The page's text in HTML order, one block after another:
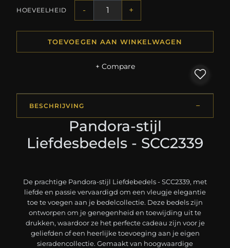
HOEVEELHEID - +
TOEVOEGEN AAN WINKELWAGEN
+ Compare
BESCHRIJVING
Pandora-stijl
Liefdesbedels - SCC2339
De prachtige Pandora-stijl Liefdebedels - SCC2339, met
liefde en passie vervaardigd om een vleugje elegantie
toe te voegen aan je bedelcollectie. Deze bedels zijn
ontworpen om je genegenheid en toewijding uit te
drukken, waardoor ze het perfecte cadeau zijn voor je
geliefden of een heerlijke toevoeging aan je eigen
sieradencollectie. Gemaakt van hoogwaardige